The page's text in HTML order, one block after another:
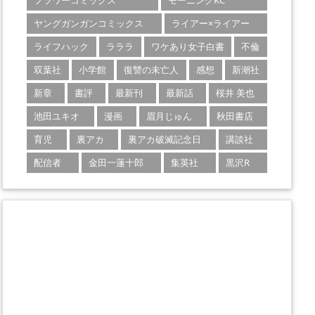
ヤングガンガンコミックス
ライアー×ライアー
ライフハック
ラララ ワケあり女子白書
不倫
双葉社
小学館 復讐の未亡人 感想
新潮社
新章
書評 最新刊 最新話
桜井 美也
池田ユキオ
漫画 眉月じゅん
秋田書店
育児
裏アカ 裏アカ破滅記念日
講談社
配信者
金田一蓮十郎 集英社 黒沢R